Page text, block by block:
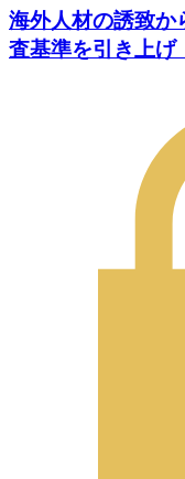
海外人材の誘致
査基準を引き上